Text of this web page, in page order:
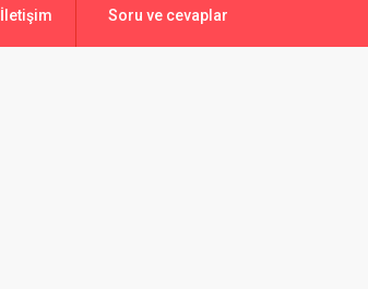
İletişim Soru ve cevaplar